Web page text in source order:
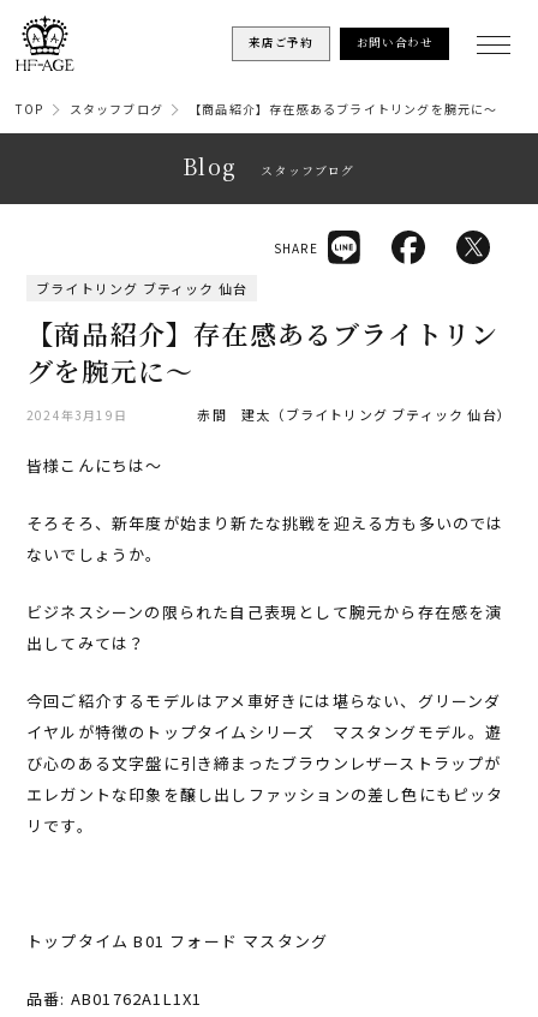
来店ご予約 お問い合わせ
TOP スタッフブログ 【商品紹介】存在感あるブライトリングを腕元に〜
Blog スタッフブログ
ブライトリング ブティック 仙台
【商品紹介】存在感あるブライトリン
グを腕元に〜
2024年3月19日 赤間 建太（ブライトリング ブティック 仙台）
SHARE
皆様こんにちは〜
そろそろ、新年度が始まり新たな挑戦を迎える方も多いのでは
ないでしょうか。
ビジネスシーンの限られた自己表現として腕元から存在感を演
出してみては？
今回ご紹介するモデルはアメ車好きには堪らない、グリーンダ
イヤルが特徴のトップタイムシリーズ マスタングモデル。遊
び心のある文字盤に引き締まったブラウンレザーストラップが
エレガントな印象を醸し出しファッションの差し色にもピッタ
リです。
トップタイム B01 フォード マスタング
品番: AB01762A1L1X1